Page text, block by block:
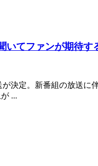
てファンが期待
決定。新番組の放送に
...